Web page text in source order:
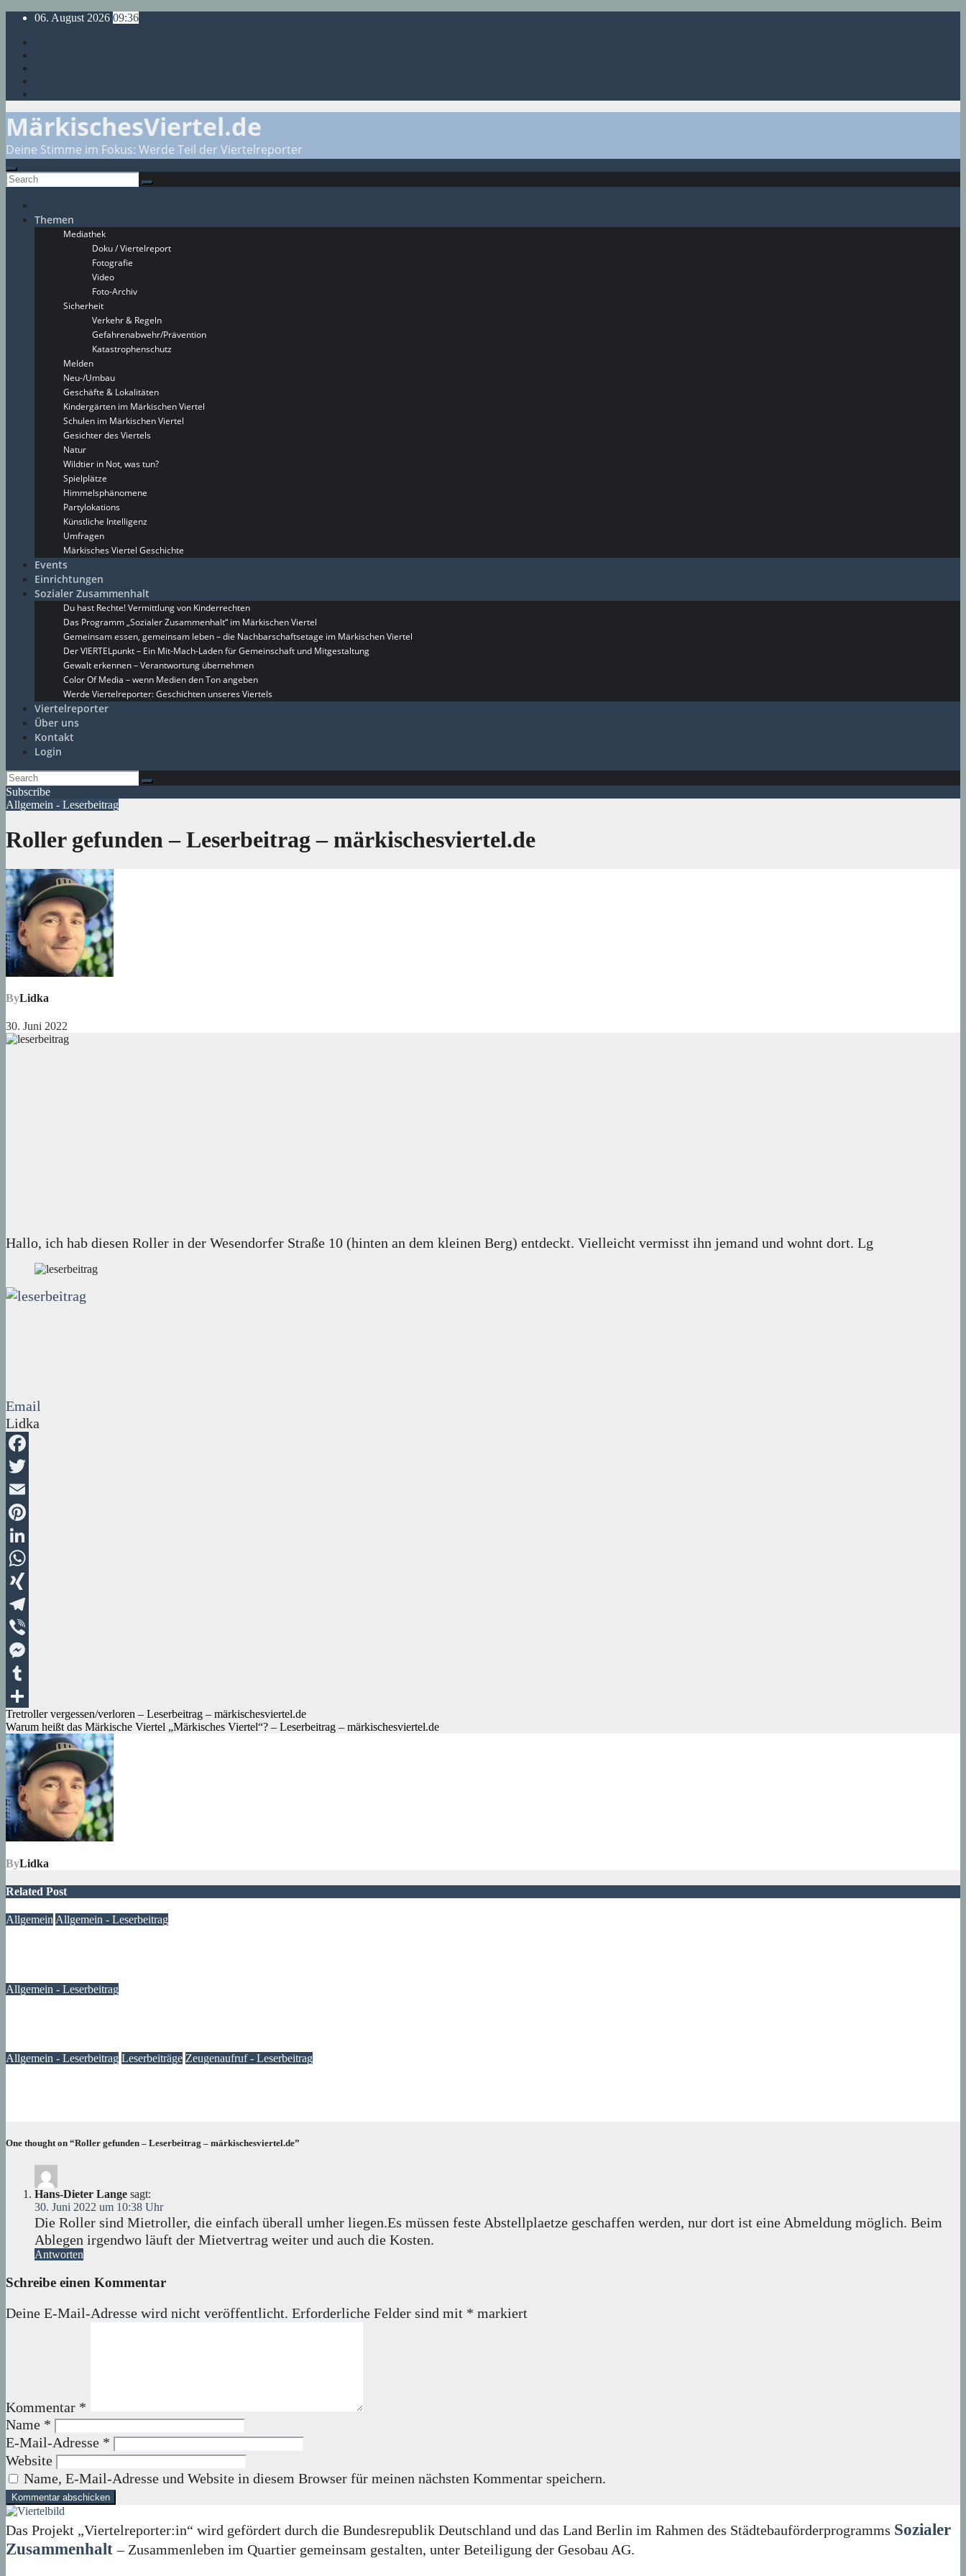
Skip
content
06. August 2026 09:36
MärkischesViertel.de
Deine Stimme im Fokus: Werde Teil der Viertelreporter
Themen
Mediathek
Doku / Viertelreport
Fotografie
Video
Foto-Archiv
Sicherheit
Verkehr & Regeln
Gefahrenabwehr/Prävention
Katastrophenschutz
Melden
Neu-/Umbau
Geschäfte & Lokalitäten
Kindergärten im Märkischen Viertel
Schulen im Märkischen Viertel
Gesichter des Viertels
Natur
Wildtier in Not, was tun?
Spielplätze
Himmelsphänomene
Partylokations
Künstliche Intelligenz
Umfragen
Märkisches Viertel Geschichte
Events
Einrichtungen
Sozialer Zusammenhalt
Du hast Rechte! Vermittlung von Kinderrechten
Das Programm „Sozialer Zusammenhalt“ im Märkischen Viertel
Gemeinsam essen, gemeinsam leben – die Nachbarschaftsetage im Märkischen Viertel
Der VIERTELpunkt – Ein Mit-Mach-Laden für Gemeinschaft und Mitgestaltung
Gewalt erkennen – Verantwortung übernehmen
Color Of Media – wenn Medien den Ton angeben
Werde Viertelreporter: Geschichten unseres Viertels
Viertelreporter
Über uns
Kontakt
Login
Subscribe
Allgemein - Leserbeitrag
Roller gefunden – Leserbeitrag – märkischesviertel.de
ByLidka
30. Juni 2022
Hallo, ich hab diesen Roller in der Wesendorfer Straße 10 (hinten an dem kleinen Berg) entdeckt. Vielleicht vermisst ihn jemand und wohnt dort. Lg
Email
Lidka
Facebook
Twitter
Email
Pinterest
LinkedIn
WhatsApp
XING
Telegram
Viber
Messenger
Tumblr
Teilen
Beitragsnavigation
Tretroller vergessen/verloren – Leserbeitrag – märkischesviertel.de
Warum heißt das Märkische Viertel „Märkisches Viertel“? – Leserbeitrag – märkischesviertel.de
ByLidka
Related Post
Allgemein Allgemein - Leserbeitrag
Allgemein - Leserbeitrag
Allgemein - Leserbeitrag Leserbeiträge Zeugenaufruf - Leserbeitrag
One thought on “Roller gefunden – Leserbeitrag – märkischesviertel.de”
Hans-Dieter Lange sagt:
30. Juni 2022 um 10:38 Uhr
Die Roller sind Mietroller, die einfach überall umher liegen.Es müssen feste Abstellplaetze geschaffen werden, nur dort ist eine Abmeldung möglich. Beim
Ablegen irgendwo läuft der Mietvertrag weiter und auch die Kosten.
Antworten
Schreibe einen Kommentar
Deine E-Mail-Adresse wird nicht veröffentlicht. Erforderliche Felder sind mit * markiert
Kommentar *
Name *
E-Mail-Adresse *
Website
Name, E-Mail-Adresse und Website in diesem Browser für meinen nächsten Kommentar speichern.
Das Projekt „Viertelreporter:in“ wird gefördert durch die Bundesrepublik Deutschland und das Land Berlin im Rahmen des Städtebauförderprogramms Sozialer
Zusammenhalt – Zusammenleben im Quartier gemeinsam gestalten, unter Beteiligung der Gesobau AG.